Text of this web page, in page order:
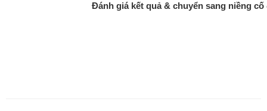
Đánh giá kết quả & chuyển sang niềng cố